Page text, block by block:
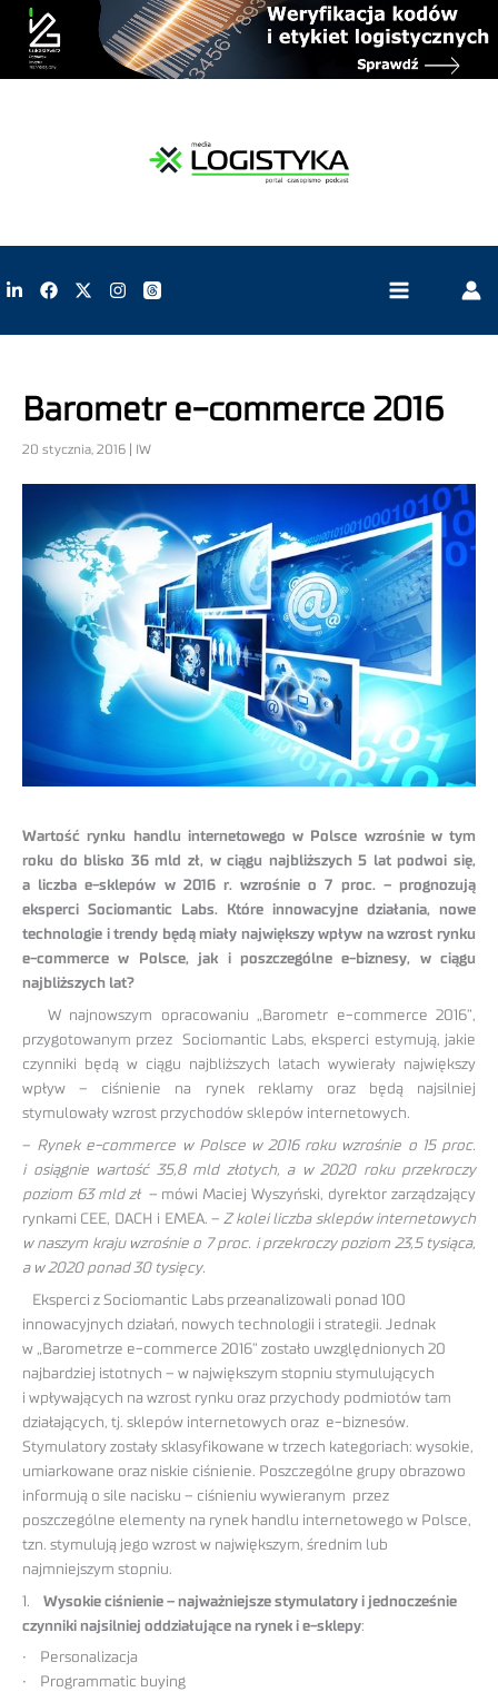
Barometr e-commerce 2016
20 stycznia, 2016 | IW
Wartość rynku handlu internetowego w Polsce wzrośnie w tym
roku do blisko 36 mld zł, w ciągu najbliższych 5 lat podwoi się,
a liczba e-sklepów w 2016 r. wzrośnie o 7 proc. – prognozują
eksperci Sociomantic Labs. Które innowacyjne działania, nowe
technologie i trendy będą miały największy wpływ na wzrost rynku
e-commerce w Polsce, jak i poszczególne e-biznesy, w ciągu
najbliższych lat?
W najnowszym opracowaniu „Barometr e-commerce 2016”,
przygotowanym przez Sociomantic Labs, eksperci estymują, jakie
czynniki będą w ciągu najbliższych latach wywierały największy
wpływ – ciśnienie na rynek reklamy oraz będą najsilniej
stymulowały wzrost przychodów sklepów internetowych.
– Rynek e-commerce w Polsce w 2016 roku wzrośnie o 15 proc.
i osiągnie wartość 35,8 mld złotych, a w 2020 roku przekroczy
poziom 63 mld zł– mówi Maciej Wyszyński, dyrektor zarządzający
rynkami CEE, DACH i EMEA. –Z kolei liczba sklepów internetowych
w naszym kraju wzrośnie o 7 proc. i przekroczy poziom 23,5 tysiąca,
a w 2020 ponad 30 tysięcy.
Eksperci z Sociomantic Labs przeanalizowali ponad 100
innowacyjnych działań, nowych technologii i strategii. Jednak
w „Barometrze e-commerce 2016” zostało uwzględnionych 20
najbardziej istotnych – w największym stopniu stymulujących
i wpływających na wzrost rynku oraz przychody podmiotów tam
działających, tj. sklepów internetowych oraz e-biznesów.
Stymulatory zostały sklasyfikowane w trzech kategoriach: wysokie,
umiarkowane oraz niskie ciśnienie. Poszczególne grupy obrazowo
informują o sile nacisku – ciśnieniu wywieranym przez
poszczególne elementy na rynek handlu internetowego w Polsce,
tzn. stymulują jego wzrost w największym, średnim lub
najmniejszym stopniu.
1. Wysokie ciśnienie – najważniejsze stymulatory i jednocześnie
czynniki najsilniej oddziałujące na rynek i e-sklepy:
• Personalizacja
• Programmatic buying